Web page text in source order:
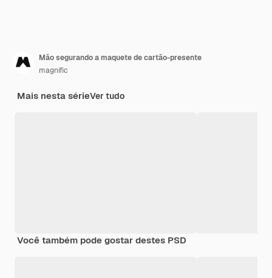
Mão segurando a maquete de cartão-presente
magnific
Mais nesta sérieVer tudo
Você também pode gostar destes PSD